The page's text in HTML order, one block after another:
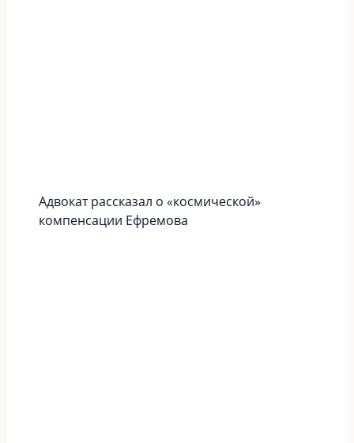
Адвокат рассказал о «космической»
компенсации Ефремова